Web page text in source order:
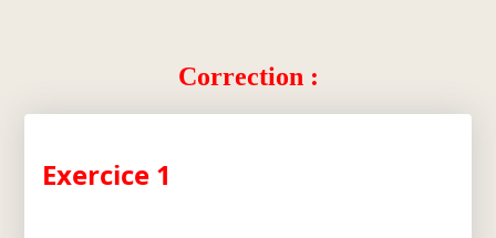
Correction :
Exercice 1